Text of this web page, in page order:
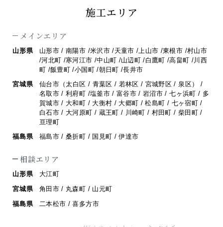
施工エリア
メインエリア
山形県
山形市 / 南陽市 /米沢市 /天童市 /上山市 /東根市 /村山市
/河北町 /寒河江市 /中山町 /山辺町 /白鷹町 /高畠町 /川西
町 /飯豊町 /小国町 /朝日町 /長井市
宮城県
仙台市（太白区 / 青葉区 / 若林区 / 宮城野区 / 泉区） /
名取市 / 利府町 /塩釜市 / 富谷市 / 岩沼市 / 七ヶ浜町 / 多
賀城市 / 大和町 / 大衡村 / 大郷町 /松島町 / 七ヶ宿町 /
白石市 / 大河原町 / 蔵王町 / 川崎町 / 村田町 / 柴田町 /
亘理町
福島県
福島市 / 桑折町 / 国見町 / 伊達市
相談エリア
山形県
大江町
宮城県
角田市 / 丸森町 / 山元町
福島県
二本松市 / 喜多方市